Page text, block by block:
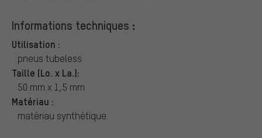
Informations techniques :
Utilisation :
pneus tubeless
Taille (Lo. x La.):
50 mm x 1,5 mm
Matériau :
matériau synthétique